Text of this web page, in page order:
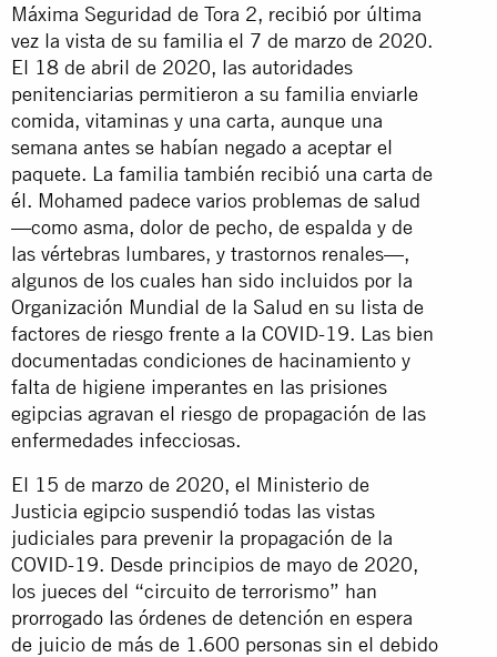
Máxima Seguridad de Tora 2, recibió por última
vez la vista de su familia el 7 de marzo de 2020.
El 18 de abril de 2020, las autoridades
penitenciarias permitieron a su familia enviarle
comida, vitaminas y una carta, aunque una
semana antes se habían negado a aceptar el
paquete. La familia también recibió una carta de
él. Mohamed padece varios problemas de salud
—como asma, dolor de pecho, de espalda y de
las vértebras lumbares, y trastornos renales—,
algunos de los cuales han sido incluidos por la
Organización Mundial de la Salud en su lista de
factores de riesgo frente a la COVID-19. Las bien
documentadas condiciones de hacinamiento y
falta de higiene imperantes en las prisiones
egipcias agravan el riesgo de propagación de las
enfermedades infecciosas.
El 15 de marzo de 2020, el Ministerio de
Justicia egipcio suspendió todas las vistas
judiciales para prevenir la propagación de la
COVID-19. Desde principios de mayo de 2020,
los jueces del “circuito de terrorismo” han
prorrogado las órdenes de detención en espera
de juicio de más de 1.600 personas sin el debido